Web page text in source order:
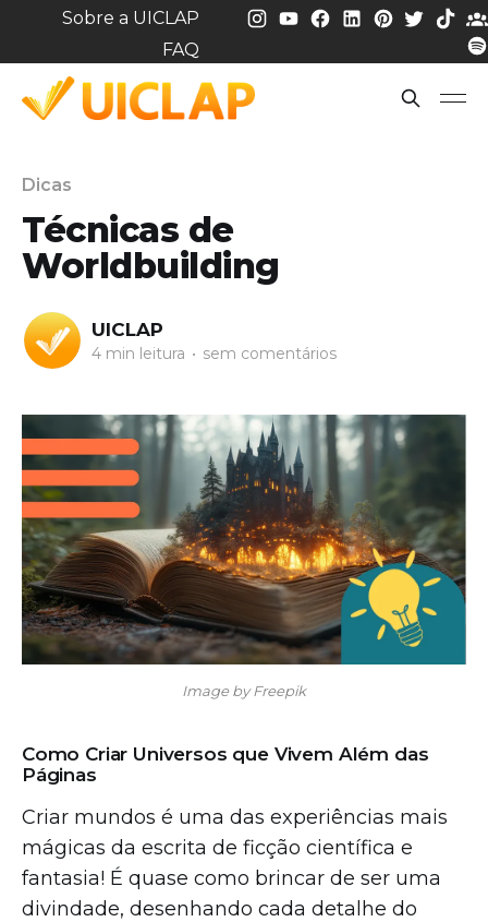
Sobre a UICLAP
FAQ
Dicas
Técnicas de
Worldbuilding
UICLAP
4 min leitura • sem comentários
Image by Freepik
Como Criar Universos que Vivem Além das
Páginas
Criar mundos é uma das experiências mais
mágicas da escrita de ficção científica e
fantasia! É quase como brincar de ser uma
divindade, desenhando cada detalhe do